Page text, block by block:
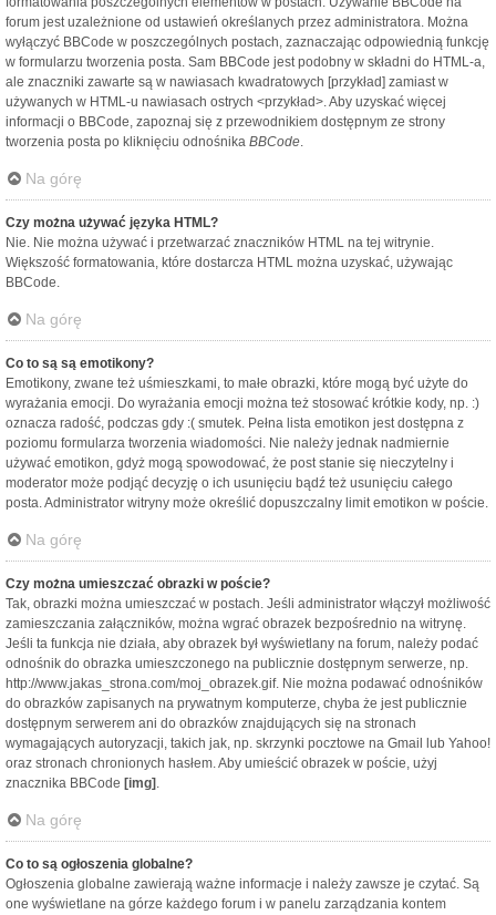
forum jest uzależnione od ustawień określanych przez administratora. Można
wyłączyć BBCode w poszczególnych postach, zaznaczając odpowiednią funkcję
w formularzu tworzenia posta. Sam BBCode jest podobny w składni do HTML-a,
ale znaczniki zawarte są w nawiasach kwadratowych [przykład] zamiast w
używanych w HTML-u nawiasach ostrych <przykład>. Aby uzyskać więcej
informacji o BBCode, zapoznaj się z przewodnikiem dostępnym ze strony
tworzenia posta po kliknięciu odnośnika BBCode.
Na górę
Czy można używać języka HTML?
Nie. Nie można używać i przetwarzać znaczników HTML na tej witrynie.
Większość formatowania, które dostarcza HTML można uzyskać, używając
BBCode.
Na górę
Co to są są emotikony?
Emotikony, zwane też uśmieszkami, to małe obrazki, które mogą być użyte do
wyrażania emocji. Do wyrażania emocji można też stosować krótkie kody, np. :)
oznacza radość, podczas gdy :( smutek. Pełna lista emotikon jest dostępna z
poziomu formularza tworzenia wiadomości. Nie należy jednak nadmiernie
używać emotikon, gdyż mogą spowodować, że post stanie się nieczytelny i
moderator może podjąć decyzję o ich usunięciu bądź też usunięciu całego
posta. Administrator witryny może określić dopuszczalny limit emotikon w poście.
Na górę
Czy można umieszczać obrazki w poście?
Tak, obrazki można umieszczać w postach. Jeśli administrator włączył możliwość
zamieszczania załączników, można wgrać obrazek bezpośrednio na witrynę.
Jeśli ta funkcja nie działa, aby obrazek był wyświetlany na forum, należy podać
odnośnik do obrazka umieszczonego na publicznie dostępnym serwerze, np.
http://www.jakas_strona.com/moj_obrazek.gif. Nie można podawać odnośników
do obrazków zapisanych na prywatnym komputerze, chyba że jest publicznie
dostępnym serwerem ani do obrazków znajdujących się na stronach
wymagających autoryzacji, takich jak, np. skrzynki pocztowe na Gmail lub Yahoo!
oraz stronach chronionych hasłem. Aby umieścić obrazek w poście, użyj
znacznika BBCode [img] .
Na górę
Co to są ogłoszenia globalne?
Ogłoszenia globalne zawierają ważne informacje i należy zawsze je czytać. Są
one wyświetlane na górze każdego forum i w panelu zarządzania kontem